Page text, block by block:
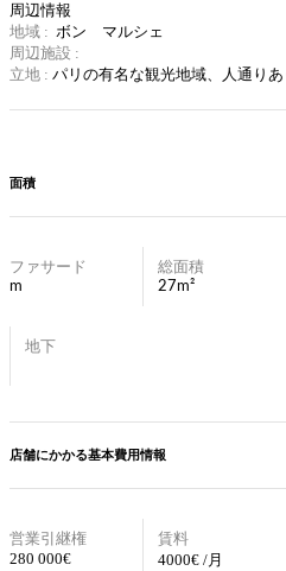
周辺情報
地域 : ボン マルシェ
周辺施設 :
立地 : パリの有名な観光地域、 人通り
面積
ファサード
m
総面積
27m²
地下
店舗にかかる基本費用情報
営業引継権
280 000€
賃料
4000€ /月